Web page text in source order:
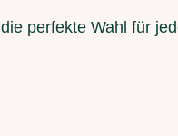
perfekte Wahl für